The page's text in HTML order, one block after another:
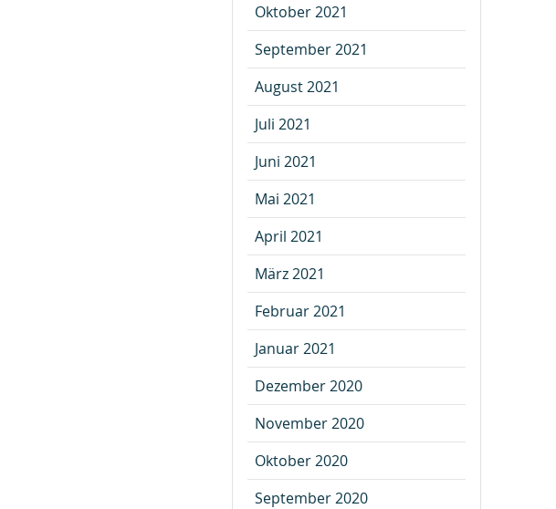
Oktober 2021
September 2021
August 2021
Juli 2021
Juni 2021
Mai 2021
April 2021
März 2021
Februar 2021
Januar 2021
Dezember 2020
November 2020
Oktober 2020
September 2020